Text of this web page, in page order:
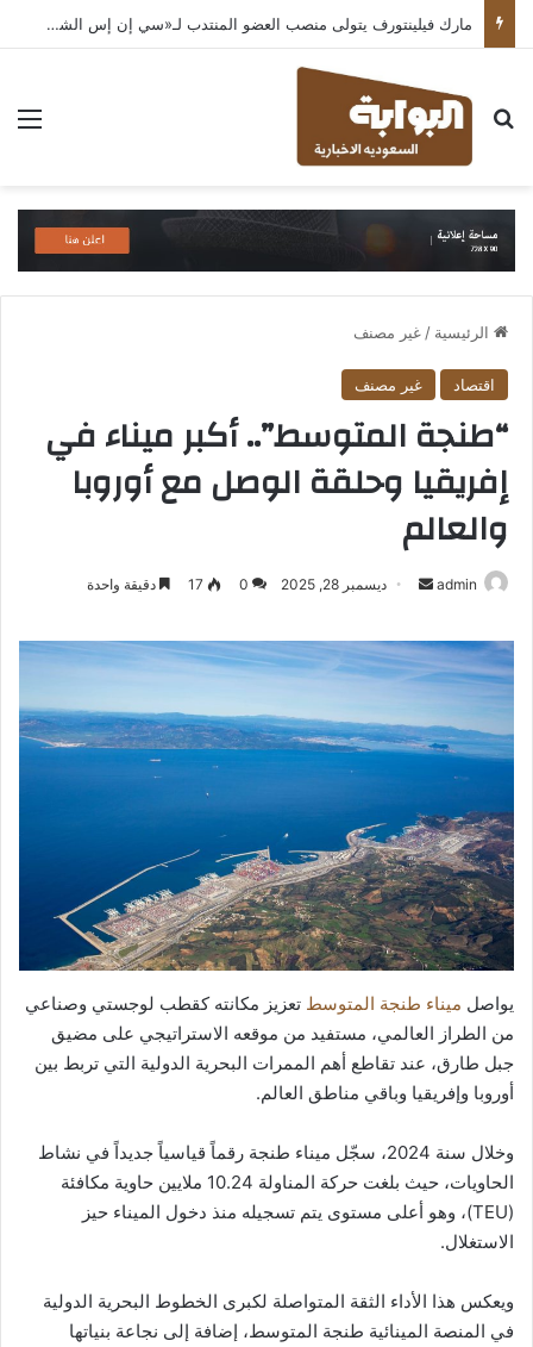
مارك فيلينتورف يتولى منصب العضو المنتدب لـ«سي إن إس الشرق الأوسط» ويشرف على شركات قطاع التكنولوجيا ضمن مجموعة غباش
بحث عن
الرئيسية / غير مصنف
اقتصاد غير مصنف
“طنجة المتوسط”.. أكبر ميناء في
إفريقيا وحلقة الوصل مع أوروبا
والعالم
admin
أرسل
إلكترونيا
ديسمبر 28, 2025 0
17 دقيقة واحدة
يواصل ميناء طنجة المتوسط تعزيز مكانته كقطب لوجستي وصناعي
من الطراز العالمي، مستفيد من موقعه الاستراتيجي على مضيق
جبل طارق، عند تقاطع أهم الممرات البحرية الدولية التي تربط بين
أوروبا وإفريقيا وباقي مناطق العالم.
وخلال سنة 2024، سجّل ميناء طنجة رقماً قياسياً جديداً في نشاط
الحاويات، حيث بلغت حركة المناولة 10.24 ملايين حاوية مكافئة
(TEU)، وهو أعلى مستوى يتم تسجيله منذ دخول الميناء حيز
الاستغلال.
ويعكس هذا الأداء الثقة المتواصلة لكبرى الخطوط البحرية الدولية
في المنصة المينائية طنجة المتوسط، إضافة إلى نجاعة بنياتها